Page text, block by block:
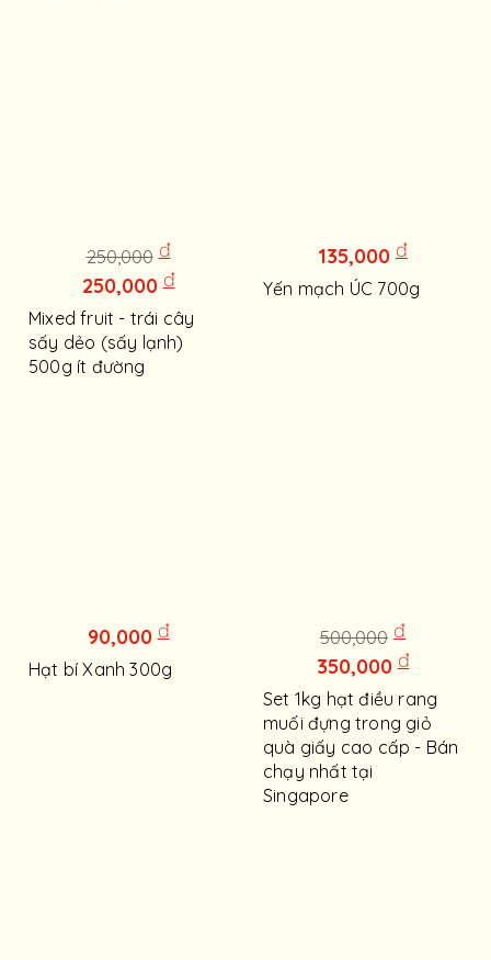
250,000 đ
250,000 đ
Mixed fruit - trái cây
sấy dẻo (sấy lạnh)
500g ít đường
135,000 đ
Yến mạch ÚC 700g
90,000 đ
Hạt bí Xanh 300g
500,000 đ
350,000 đ
Set 1kg hạt điều rang
muối đựng trong giỏ
quà giấy cao cấp - Bán
chạy nhất tại
Singapore